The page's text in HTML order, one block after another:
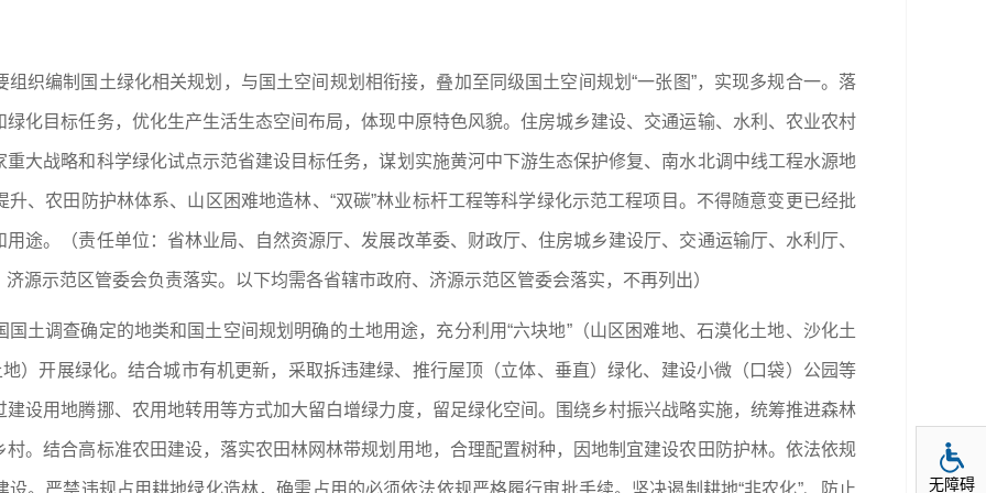
织编制国土绿化相关规划，与国土空间规划相衔接，叠加至同级国土空间规划“一张图”，实现多规合一。落
化目标任务，优化生产生活生态空间布局，体现中原特色风貌。住房城乡建设、交通运输、水利、农业农村
大战略和科学绿化试点示范省建设目标任务，谋划实施黄河中下游生态保护修复、南水北调中线工程水源地
、农田防护林体系、山区困难地造林、“双碳”林业标杆工程等科学绿化示范工程项目。不得随意变更已经批
途。（责任单位：省林业局、自然资源厅、发展改革委、财政厅、住房城乡建设厅、交通运输厅、水利厅、
源示范区管委会负责落实。以下均需各省辖市政府、济源示范区管委会落实，不再列出）
土调查确定的地类和国土空间规划明确的土地用途，充分利用“六块地”（山区困难地、石漠化土地、沙化土
）开展绿化。结合城市有机更新，采取拆违建绿、推行屋顶（立体、垂直）绿化、建设小微（口袋）公园等
设用地腾挪、农用地转用等方式加大留白增绿力度，留足绿化空间。围绕乡村振兴战略实施，统筹推进森林
。结合高标准农田建设，落实农田林网林带规划用地，合理配置树种，因地制宜建设农田防护林。依法依规
。严禁违规占用耕地绿化造林，确需占用的必须依法依规严格履行审批手续。坚决遏制耕地“非农化”、防止 无障碍